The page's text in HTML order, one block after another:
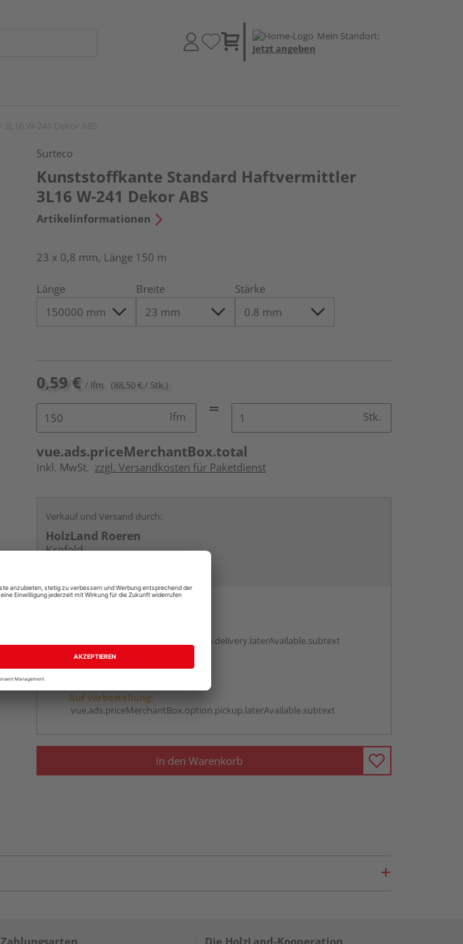
Mein Standort:
Jetzt angeben
Surteco
Kunststoffkante Standard Haftvermittler
3L16 W-241 Dekor ABS
Artikelinformationen
23 x 0,8 mm, Länge 150 m
Länge Breite Stärke
0,59 € / lfm (88,50 € / Stk.)
lfm Stk.
vue.ads.priceMerchantBox.total
inkl. MwSt. zzgl. Versandkosten für Paketdienst
Verkauf und Versand durch:
HolzLand Roeren
Krefeld
vue.ads.priceMerchantBox.option.delivery.laterAvailable.subtext
Auf Vorbestellung:
vue.ads.priceMerchantBox.option.pickup.laterAvailable.subtext
In den Warenkorb
Zahlungsarten Die HolzLand-Kooperation